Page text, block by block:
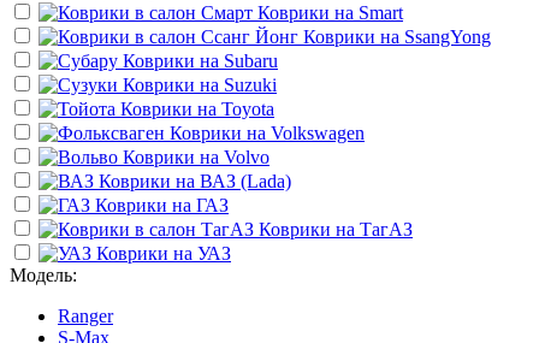
Коврики на Smart
Коврики на SsangYong
Коврики на Subaru
Коврики на Suzuki
Коврики на Toyota
Коврики на Volkswagen
Коврики на Volvo
Коврики на ВАЗ (Lada)
Коврики на ГАЗ
Коврики на ТагАЗ
Коврики на УАЗ
Модель:
Ranger
S-Max